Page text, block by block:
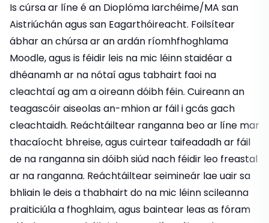
Is cúrsa ar líne é an Dioplóma Iarchéime/MA san
Aistriúchán agus san Eagarthóireacht. Foilsítear
ábhar an chúrsa ar an ardán ríomhfhoghlama
Moodle, agus is féidir leis na mic léinn staidéar a
dhéanamh ar na nótaí agus tabhairt faoi na
cleachtaí ag am a oireann dóibh féin. Cuireann an
teagascóir aiseolas an-mhion ar fáil i gcás gach
cleachtaidh. Reáchtáiltear ranganna beo ar líne mar
thacaíocht bhreise, agus cuirtear taifeadadh ar fáil
de na ranganna sin dóibh siúd nach féidir leo freastal
ar na ranganna. Reáchtáiltear seimineár lae uair sa
bhliain le deis a thabhairt do na mic léinn scileanna
praiticiúla a fhoghlaim, agus baintear leas as fóram